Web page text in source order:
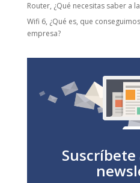
Router, ¿Qué necesitas saber a
Wifi 6, ¿Qué es, que
empresa?